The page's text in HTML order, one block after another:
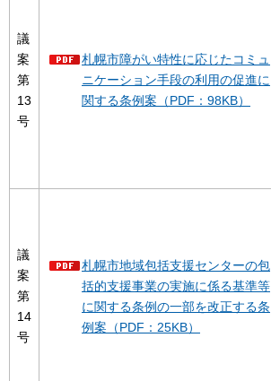
議
案
第
13
号
札幌市障がい特性に応じたコミュ
ニケーション手段の利用の促進に
関する条例案（PDF：98KB）
議
案
第
14
号
札幌市地域包括支援センターの包
括的支援事業の実施に係る基準等
に関する条例の一部を改正する条
例案（PDF：25KB）